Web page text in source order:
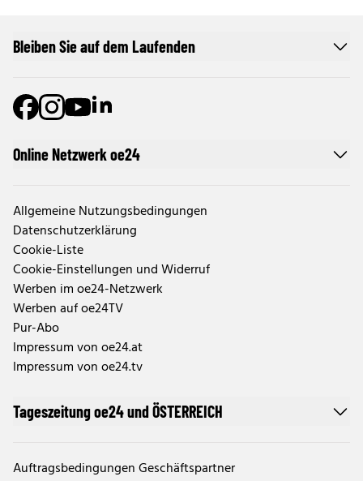
Online Netzwerk oe24
Allgemeine Nutzungsbedingungen
Datenschutzerklärung
Cookie-Liste
Cookie-Einstellungen und Widerruf
Werben im oe24-Netzwerk
Werben auf oe24TV
Pur-Abo
Impressum von oe24.at
Impressum von oe24.tv
Tageszeitung oe24 und ÖSTERREICH
Auftragsbedingungen Geschäftspartner
Bleiben Sie auf dem Laufenden